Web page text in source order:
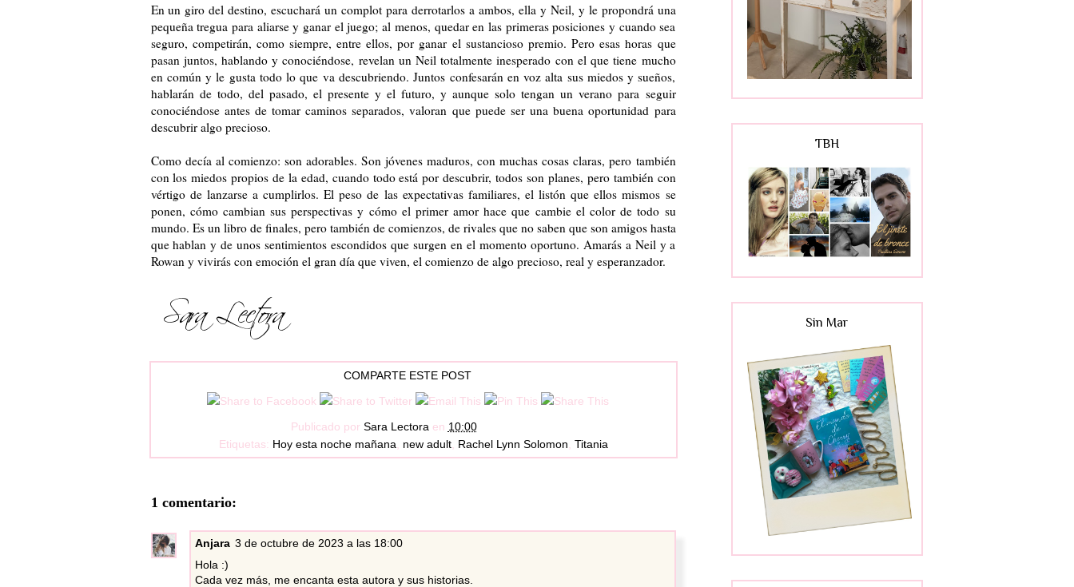
En un giro del destino, escuchará un complot para derrotarlos a ambos, ella y Neil, y le propondrá una
pequeña tregua para aliarse y ganar el juego; al menos, quedar en las primeras posiciones y cuando sea
seguro, competirán, como siempre, entre ellos, por ganar el sustancioso premio. Pero esas horas que
pasan juntos, hablando y conociéndose, revelan un Neil totalmente inesperado con el que tiene mucho
en común y le gusta todo lo que va descubriendo. Juntos confesarán en voz alta sus miedos y sueños,
hablarán de todo, del pasado, el presente y el futuro, y aunque solo tengan un verano para seguir
conociéndose antes de tomar caminos separados, valoran que puede ser una buena oportunidad para
descubrir algo precioso.
Como decía al comienzo: son adorables. Son jóvenes maduros, con muchas cosas claras, pero también
con los miedos propios de la edad, cuando todo está por descubrir, todos son planes, pero también con
vértigo de lanzarse a cumplirlos. El peso de las expectativas familiares, el listón que ellos mismos se
ponen, cómo cambian sus perspectivas y cómo el primer amor hace que cambie el color de todo su
mundo. Es un libro de finales, pero también de comienzos, de rivales que no saben que son amigos hasta
que hablan y de unos sentimientos escondidos que surgen en el momento oportuno. Amarás a Neil y a
Rowan y vivirás con emoción el gran día que viven, el comienzo de algo precioso, real y esperanzador.
COMPARTE ESTE POST
Publicado por Sara Lectora en 10:00
Etiquetas: Hoy esta noche mañana new adult, Rachel Lynn Solomon Titania
1 comentario:
Anjara 3 de octubre de 2023 a las 18:00
Hola :)
Cada vez más, me encanta esta autora y sus historias.
TBH
Sin Mar